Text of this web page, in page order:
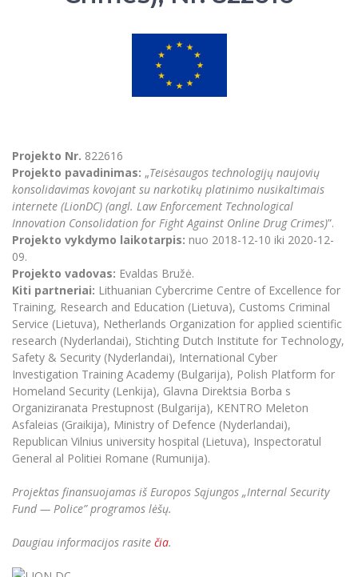
Universiteto teatras
MRU pop vokalinis ansamblis (vadovas Artūras
MRU merginų choras
Neformaliuoju ir (ar) savišvietos būdu įgytų
Studijų organizavimas
Erasmus+ mobilumas praktikoms (SMP)
Kitos galimybės
Partnerystės
Azijos centras
Vilniaus Karaliaus Sedžiongo institutas
Žmogaus, aplinkos ir technologijų (HET)
Doktorantūra
Akademinė leidyba
Mokymų LAB
Mokslo naujienos
Kasmetiniai mokslo renginiai
Akademinė etika
Atributika
Naujienos
Tarptautiškumas
Studentams
Darbuotojams
Partnerystės
Azijos centras
Vilniaus Karaliaus Sedžiongo institutas
Frankofoniškų šalių studijų centras
Darbuotojams
Partnerystės
Azijos centras
Vilniaus Karaliaus Sedžiongo institutas
Frankofoniškų šalių studijų centras
Privatumo politika
Negalia ir individualieji poreikiai
Viešai skelbiama informacija
Parama Ukrainai
Civilinė sauga
Korupcijos prevencija
Sūduvos akademija
Tinklalaidės
Bakalauro studijos
Magistrantūros studijos
Vadovų MBA
Papildomosios studijos
Pedagogų rengimas
Doktorantūros studijos
Profesinės bakalauro studijos
Personalo valdymo centras
Informacija naujiems darbuotojams
Studijų Moodle (studijų vykdymui)
Darbuotojų Moodle (kompetencijų tobulinimui)
Studijų tvarkaraštis
Informacinė sistema "Studijos"
Darbuotojų elektroninis paštas
Daugiafaktorinė autentifikacija universiteto
darbuotojams (MFA)
Mokslininkų profiliai "CRIS"
Darbuotojų kvalifikacijos kėlimas
Intranetas
Projekto Nr. 822616
Projekto pavadinimas: „Teisėsaugos technologijų naujovių
konsolidavimas kovojant su narkotikų platinimo nusikaltimais
internete (LionDC) (angl. Law Enforcement Technological
Innovation Consolidation for Fight Against Online Drug Crimes)”.
Projekto vykdymo laikotarpis: nuo 2018-12-10 iki 2020-12-
09.
Projekto vadovas: Evaldas Bružė.
Kiti partneriai: Lithuanian Cybercrime Centre of Excellence for
Training, Research and Education (Lietuva), Customs Criminal
Service (Lietuva), Netherlands Organization for applied scientific
research (Nyderlandai), Stichting Dutch Institute for Technology,
Safety & Security (Nyderlandai), International Cyber
Investigation Training Academy (Bulgarija), Polish Platform for
Homeland Security (Lenkija), Glavna Direktsia Borba s
Organiziranata Prestupnost (Bulgarija), KENTRO Meleton
Asfaleias (Graikija), Ministry of Defence (Nyderlandai),
Republican Vilnius university hospital (Lietuva), Inspectoratul
General al Politiei Romane (Rumunija).
Projektas finansuojamas iš Europos Sąjungos „Internal Security
Fund — Police” programos lėšų.
Daugiau informacijos rasite čia.